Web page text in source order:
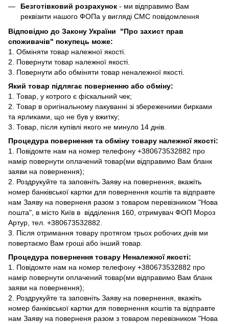
Безготівковий розрахунок - ми відправимо Вам
реквізити нашого ФОПа у вигляді СМС повідомлення
Відповідно до Закону України "Про захист прав
споживачів" покупець може:
1. Обміняти товар належної якості.
2. Повернути товар належної якості.
3. Повернути або обміняти товар неналежної якості.
Який товар підлягає поверненню або обміну:
1. Товар, у котрого є фіскальний чек;
2. Товар в оригінальному пакуванні зі збереженими бирками
та ярликами, що не був у вжитку;
3. Товар, після купівлі якого не минуло 14 днів.
Процедура повернення та обміну товару належної якості:
1. Повідомте нам на номер телефону +380673532882 про
намір повернути оплачений товар(ми відправимо Вам бланк
заяви на повернення);
2. Роздрукуйте та заповніть Заяву на повернення, вкажіть
номер банківської картки для повернення коштів та відправте
нам Заяву на поверненя разом з товаром перевізником "Нова
пошта", в місто Київ в відділення 160, отримувач ФОП Мороз
Артур, тел. +380673532882.
3. Після отримання товару протягом трьох робочих днів ми
повертаємо Вам гроші або інший товар.
Процедура повернення товару Неналежної якості:
1. Повідомте нам на номер телефону +380673532882 про
намір повернути оплачений товар(ми відправимо Вам бланк
заяви на повернення);
2. Роздрукуйте та заповніть Заяву на повернення, вкажіть
номер банківської картки для повернення коштів та відправте
нам Заяву на поверненя разом з товаром перевізником "Нова